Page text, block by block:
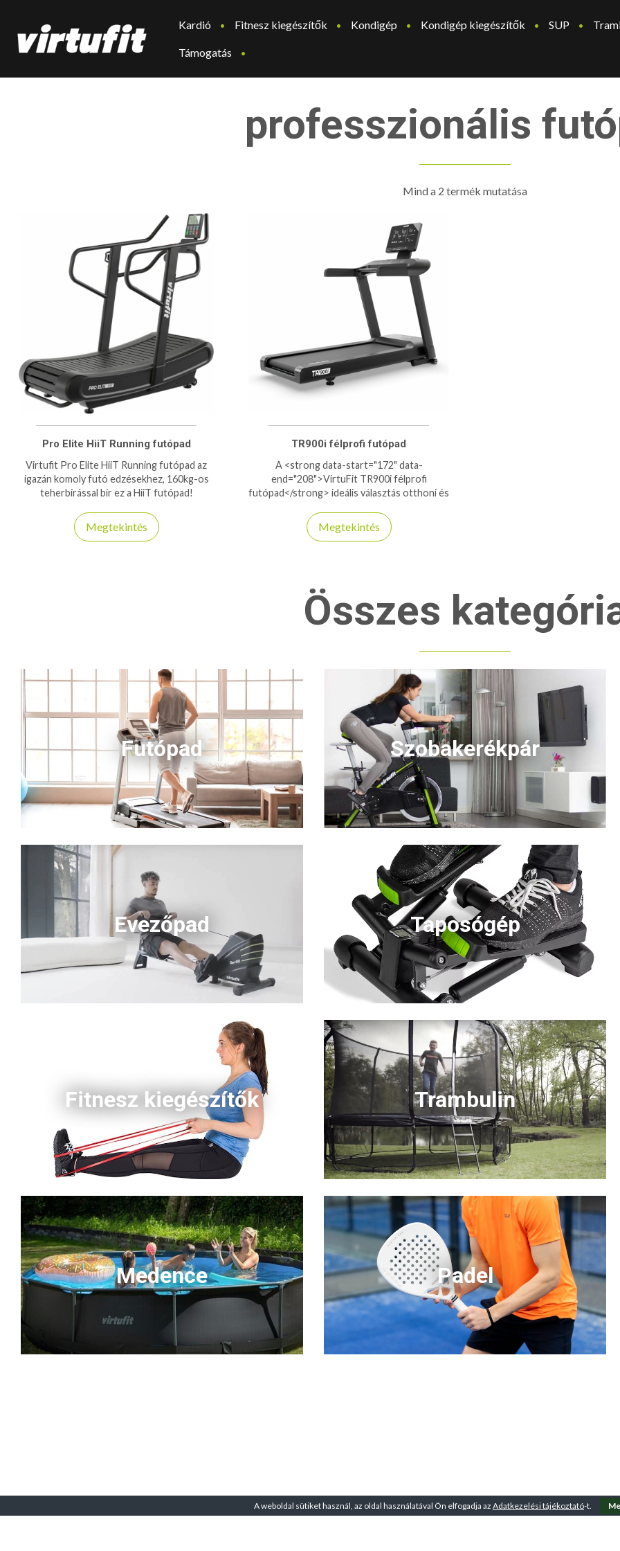
Kardió Fitnesz kiegészítők Kondigép Kondigép kiegészítők SUP
Támogatás
professzionális
Mind a 2 termék mutatása
Pro Elite HiiT Running futópad
Virtufit Pro Elite HiiT Running futópad az
igazán komoly futó edzésekhez, 160kg-os
teherbírással bír ez a HiiT futópad!
Megtekintés
TR900i félprofi futópad
A <strong data-start="172" data-
end="208">VirtuFit TR900i félprofi
futópad</strong> ideális választás otthoni és
teljesítmény, a megbízhatóság és a csendes
működés. Erős, nagy teljesítményű motorja
biztosít sétához, kocogáshoz és intenzív
futóedzésekhez is. A dönthető futófelület
hatékonyabb kalóriaégetést tesz lehetővé,
(<strong>150kg-os teherbírás</strong>)
hosszú távú használatra lett tervezve,
ízületkímélő csillapítása pedig biztonságos
edzést garantál minden edzettségi szinten.
Megtekintés
Összes
Futópad Szobakerékpár
Evezőpad Taposógép
Fitnesz kiegészítők Trambulin
Medence Padel
A weboldal sütiket használ, az oldal használatával Ön elfogadja az Adatkezelési tájékoztató-t.